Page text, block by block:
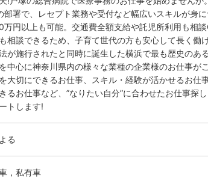
署で、レセプト業務や受付など幅広いスキルが身に
円以上も可能。交通費全額支給や託児所利用も相談
相談できるため、子育て世代の方も安心して長く働
が施行されたと同時に誕生した横浜で最も歴史のあ
中心に神奈川県内の様々な業種の企業様のお仕事がご
大切にできるお仕事、スキル・経験が活かせるお仕事
るお仕事など、”なりたい自分”に合わせたお仕事探
トします!
る
，私有車